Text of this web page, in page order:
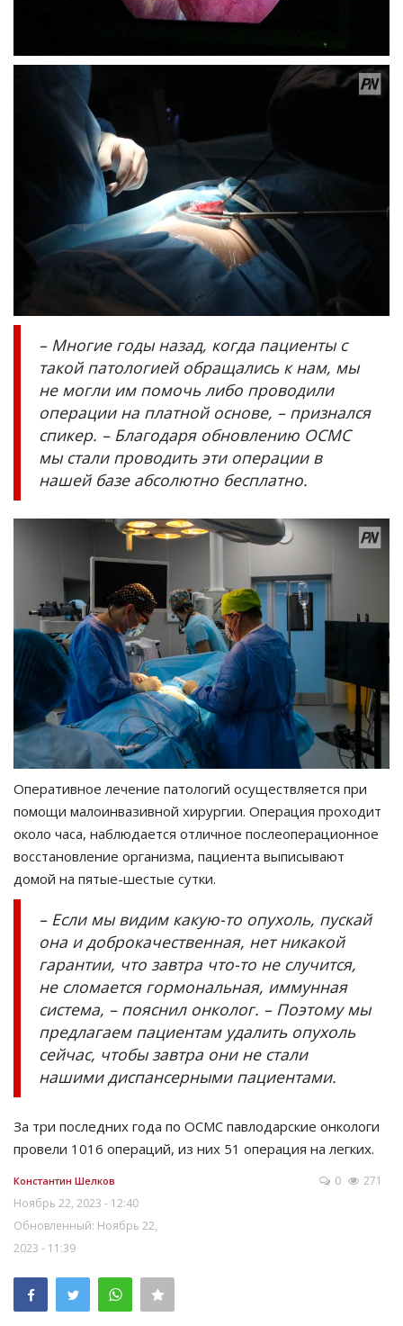
– Многие годы назад, когда пациенты с
такой патологией обращались к нам, мы
не могли им помочь либо проводили
операции на платной основе, – признался
спикер. – Благодаря обновлению ОСМС
мы стали проводить эти операции в
нашей базе абсолютно бесплатно.
Оперативное лечение патологий осуществляется при
помощи малоинвазивной хирургии. Операция проходит
около часа, наблюдается отличное послеоперационное
восстановление организма, пациента выписывают
домой на пятые-шестые сутки.
– Если мы видим какую-то опухоль, пускай
она и доброкачественная, нет никакой
гарантии, что завтра что-то не случится,
не сломается гормональная, иммунная
система, – пояснил онколог. – Поэтому мы
предлагаем пациентам удалить опухоль
сейчас, чтобы завтра они не стали
нашими диспансерными пациентами.
За три последних года по ОСМС павлодарские онкологи
провели 1016 операций, из них 51 операция на легких.
Константин Шелков
Ноябрь 22, 2023 - 12:40
Обновленный: Ноябрь 22,
2023 - 11:39
0 271